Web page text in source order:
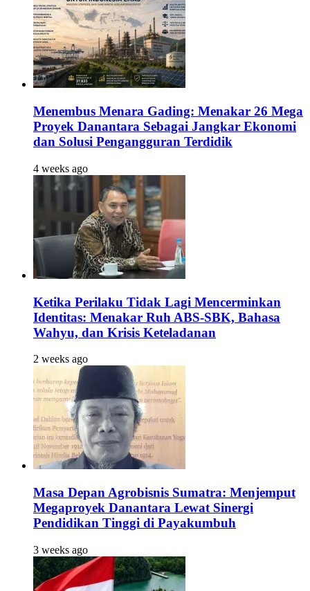
Menembus Menara Gading: Menakar 26 Mega
Proyek Danantara Sebagai Jangkar Ekonomi
dan Solusi Pengangguran Terdidik
4 weeks ago
Ketika Perilaku Tidak Lagi Mencerminkan
Identitas: Menakar Ruh ABS-SBK, Bahasa
Wahyu, dan Krisis Keteladanan
2 weeks ago
Masa Depan Agrobisnis Sumatra: Menjemput
Megaproyek Danantara Lewat Sinergi
Pendidikan Tinggi di Payakumbuh
3 weeks ago